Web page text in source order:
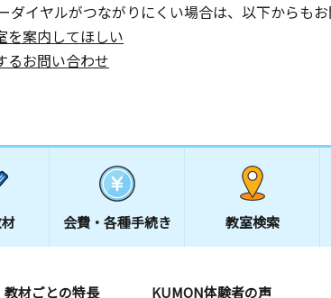
坪内ビル
イツ管理
ダイヤルがつながりにくい場合は、以下からもお
を案内してほしい
るお問い合わせ
会費・ 各種手続き 教室検索
教材ごとの特長 KUMON体験者の声